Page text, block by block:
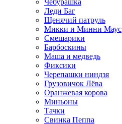
Чебурашка
Леди Баг
Щенячий патруль
Микки и Минни Маус
Смешарики
Барбоскины
Маша и медведь
Фиксики
Черепашки ниндзя
Грузовичок Лёва
Оранжевая корова
Миньоны
Тачки
Свинка Пеппа